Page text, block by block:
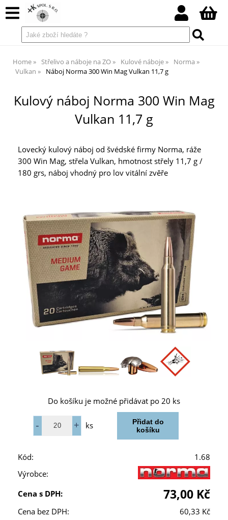
Home Střelivo a náboje na ZO Kulové náboje
Norma
Vulkan
Náboj Norma 300 Win Mag Vulkan 11,7 g
Kulový náboj Norma 300 Win Mag
Vulkan 11,7 g
Lovecký kulový náboj od švédské firmy Norma, ráže
300 Win Mag, střela Vulkan, hmotnost střely 11,7 g /
180 grs, náboj vhodný pro lov vitální zvěře
Do košíku je možné přidávat po 20 ks
ks
Kód:
1.68
Výrobce:
Cena s DPH:
73,00 Kč
Cena bez DPH:
60,33 Kč